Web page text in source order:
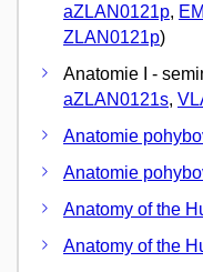
aZLAN0121p,
ZLAN0121p)
Anatomie I -
aZLAN0121s,
Anatomie
Anatomie
Anatomy of the
Anatomy of the